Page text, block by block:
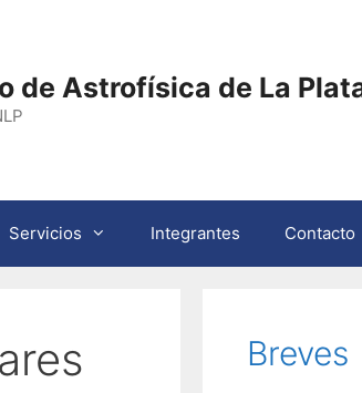
de Astrofísica de La
Servicios Integrantes Contacto
Breves